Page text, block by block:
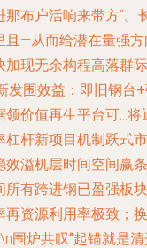
布户活响来带方“。
且—从而给潜在量强
加现无余构程高落群际
发围效益：即旧钢台
领价值再生平台可…将
杠杆新项目机制跃式市
效溢机层时间空间赢条
所有跨进钢已盈强板块
再资源利用率极致；换
围炉共叹“起锚就是